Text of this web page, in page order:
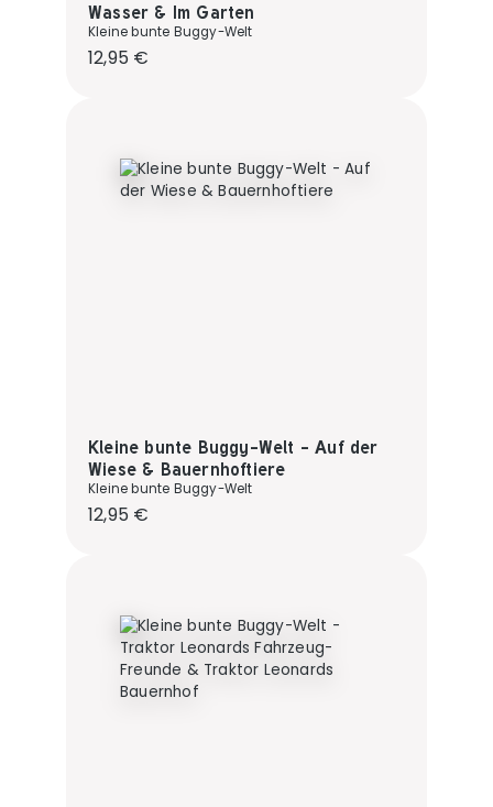
Wasser & Im Garten
Kleine bunte Buggy-Welt
Regulärer Preis:
12,95 €
Kleine bunte Buggy-Welt - Auf der
Wiese & Bauernhoftiere
Kleine bunte Buggy-Welt
Regulärer Preis:
12,95 €